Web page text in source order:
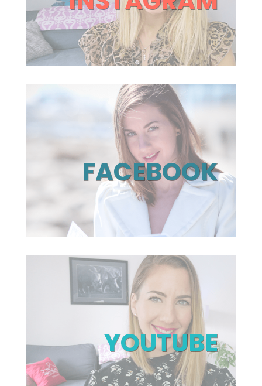
FACEBOOK
YOUTUBE